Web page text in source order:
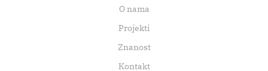
O nama
Projekti
Znanost
Kontakt